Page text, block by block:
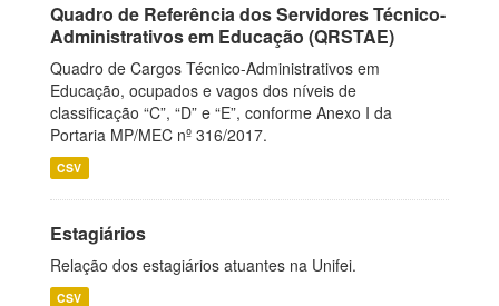
Quadro de Referência dos Servidores Técnico-
Administrativos em Educação (QRSTAE)
Quadro de Cargos Técnico-Administrativos em
Educação, ocupados e vagos dos níveis de
classificação “C”, “D” e “E”, conforme Anexo I da
Portaria MP/MEC nº 316/2017.
CSV
Estagiários
Relação dos estagiários atuantes na Unifei.
CSV